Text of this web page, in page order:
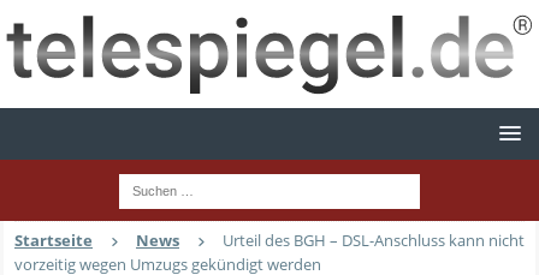
Startseite News
Urteil des BGH – DSL-Anschluss kann nicht
vorzeitig wegen Umzugs gekündigt werden